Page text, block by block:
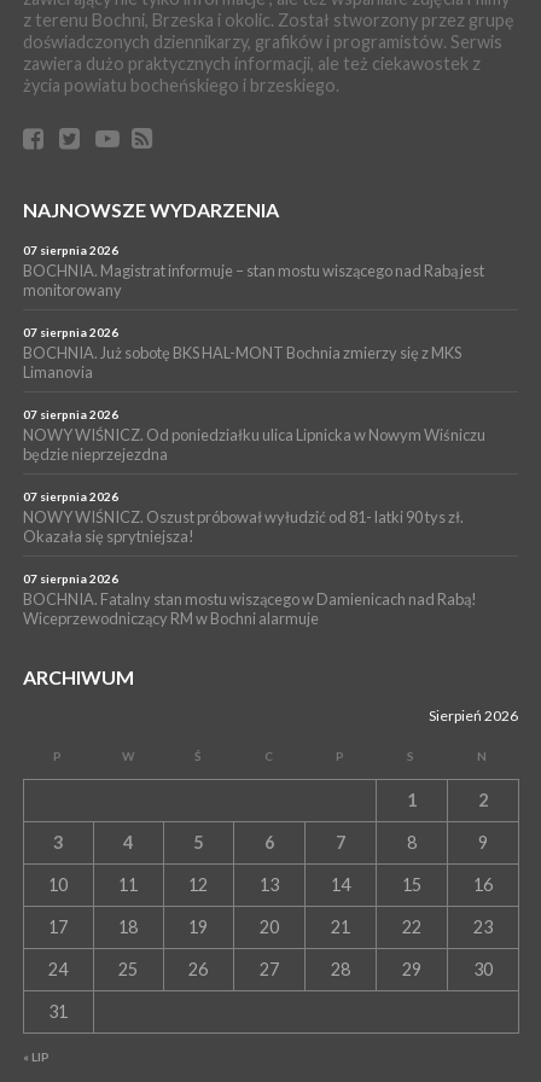
WYDARZENIA
06 sierpnia 2026
BRZESKO. Lepsze warunki dla strażaków z OSP Okocim!
06 sierpnia 2026
BORZĘCIN. Już w najbliższy weekend XIX Borzęckie Święto
PIELGRZYMKA 2026
Z BOCHNI NA JASNĄ GÓRĘ. Drugi dzień wędrówki [ZDJĘCIA]
WYDARZENIA
NASZ NEWS. Powstał Komitet Ochrony Ładu
Przestrzennego Miasta Bochnia. To odpowiedź na działania
magistratu
z terenu Bochni, Brzeska i okolic. Został stworzony przez grupę
doświadczonych dziennikarzy, grafików i programistów. Serwis
zawiera dużo praktycznych informacji, ale też ciekawostek z
życia powiatu bocheńskiego i brzeskiego.
NAJNOWSZE WYDARZENIA
07 sierpnia 2026
BOCHNIA. Magistrat informuje – stan mostu wiszącego nad Rabą jest
monitorowany
07 sierpnia 2026
BOCHNIA. Już sobotę BKS HAL-MONT Bochnia zmierzy się z MKS
Limanovia
07 sierpnia 2026
NOWY WIŚNICZ. Od poniedziałku ulica Lipnicka w Nowym Wiśniczu
będzie nieprzejezdna
07 sierpnia 2026
NOWY WIŚNICZ. Oszust próbował wyłudzić od 81- latki 90 tys zł.
Okazała się sprytniejsza!
07 sierpnia 2026
BOCHNIA. Fatalny stan mostu wiszącego w Damienicach nad Rabą!
Wiceprzewodniczący RM w Bochni alarmuje
ARCHIWUM
Sierpień 2026
P W Ś C P S N
« LIP
1 2
3 4 5 6 7 8 9
10 11 12 13 14 15 16
17 18 19 20 21 22 23
24 25 26 27 28 29 30
31